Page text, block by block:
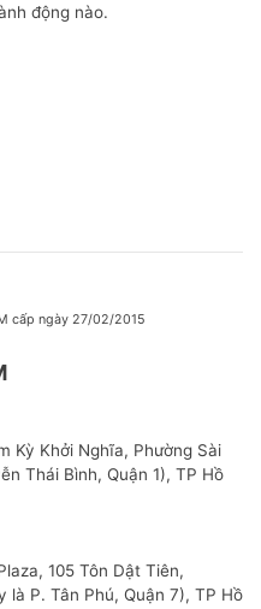
động nào.
cấp ngày 27/02/2015
Kỳ Khởi Nghĩa, Phường Sài
Thái Bình, Quận 1), TP Hồ
105 Tôn Dật Tiên,
là P. Tân Phú, Quận 7), TP Hồ